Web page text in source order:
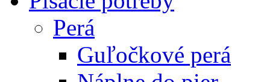
Perá
Guľočkové perá